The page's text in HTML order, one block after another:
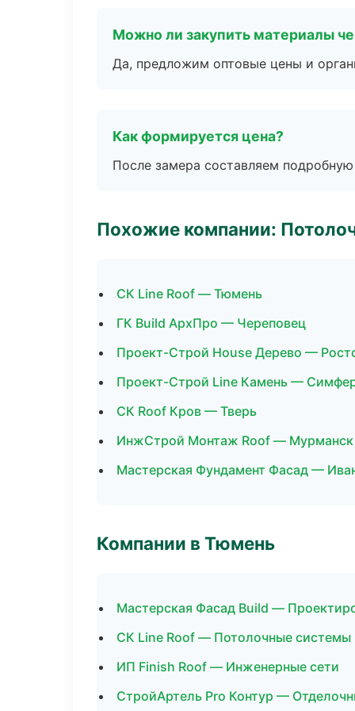
Можно ли закупить материалы
Да, предложим оптовые цены и
Как формируется цена?
После замера составляем
Похожие компании:
СК Line Roof — Тюмень
ГК Build АрхПро — Череповец
Проект-Строй House Дерево —
Проект-Строй Line Камень —
СК Roof Кров — Тверь
ИнжСтрой Монтаж Roof — Мурманск
Мастерская Фундамент Фасад —
Компании в Тюмень
Мастерская Фасад Build —
СК Line Roof — Потолочные системы
ИП Finish Roof — Инженерные сети
СтройАртель Pro Контур —